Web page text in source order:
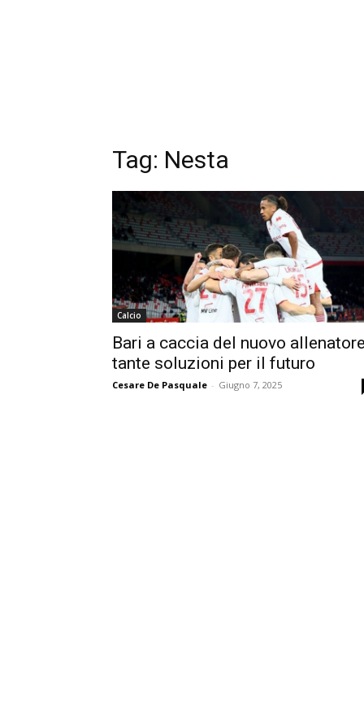
Tag: Nesta
Calcio
Bari a caccia del nuovo
tante soluzioni per il futuro
Cesare De Pasquale - Giugno 7, 2025